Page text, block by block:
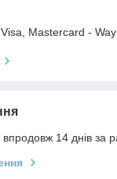
Mastercard -
14 днів за